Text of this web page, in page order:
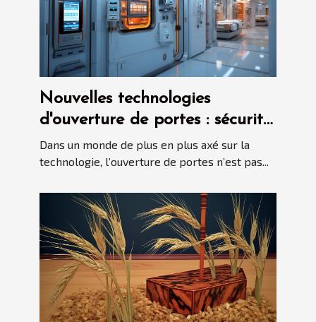
Nouvelles technologies
d'ouverture de portes : sécurité
contre facilité d'accès
Dans un monde de plus en plus axé sur la
technologie, l’ouverture de portes n’est pas...